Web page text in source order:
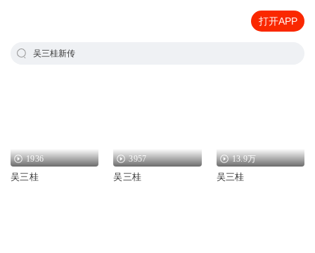
打开APP
吴三桂新传
1936
吴三桂
3957
吴三桂
13.9万
吴三桂